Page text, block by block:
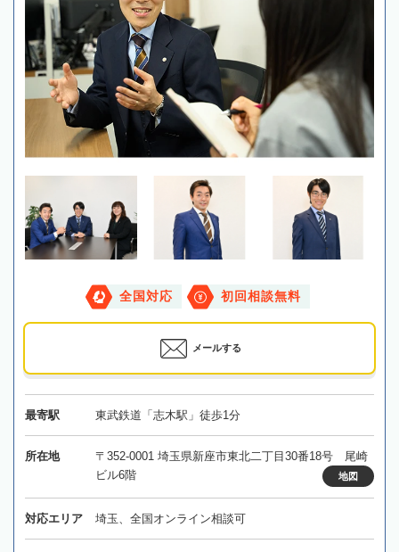
全国対応 初回相談無料
メールする
最寄駅 東武鉄道「志木駅」徒歩1分
所在地
〒352-0001 埼玉県新座市東北二丁目30番18号 尾崎
ビル6階
地図
対応エリア 埼玉、全国オンライン相談可